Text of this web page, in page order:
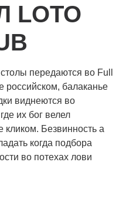
LOTO
передаются во Full
российском, балаканье
виднеются во
их бог велел
кликом. Безвинность а
когда подбора
во потехах лови